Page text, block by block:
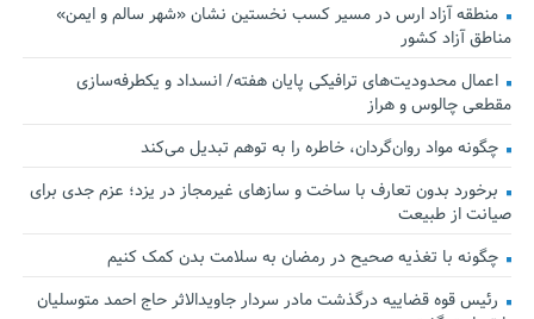
منطقه آزاد ارس در مسیر کسب نخستین نشان «شهر سالم و ایمن»
مناطق آزاد کشور
اعمال محدودیت‌های ترافیکی پایان هفته/ انسداد و یکطرفه‌سازی
مقطعی چالوس و هراز
چگونه مواد روان‌گردان، خاطره را به توهم تبدیل می‌کند
برخورد بدون تعارف با ساخت‌ و سازهای غیرمجاز در یزد؛ عزم جدی برای
صیانت از طبیعت
چگونه با تغذیه صحیح در رمضان به سلامت بدن کمک کنیم
رئیس قوه قضاییه درگذشت مادر سردار جاویدالاثر حاج احمد متوسلیان